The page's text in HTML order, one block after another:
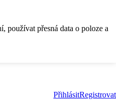
používat přesná data o poloze a
PřihlásitRegistrovat